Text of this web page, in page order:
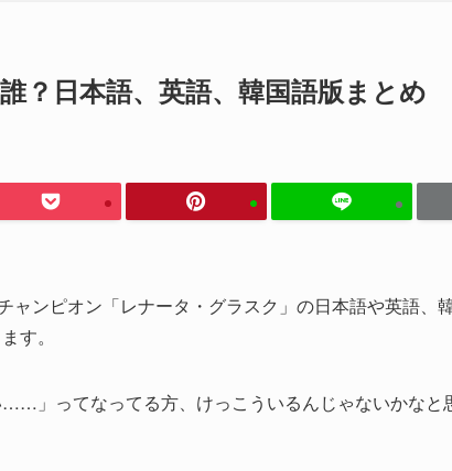
？日本語、英語、韓国語版まとめ
ャンピオン「レナータ・グラスク」の日本語や英語、
す。
」ってなってる方、けっこういるんじゃないかなと